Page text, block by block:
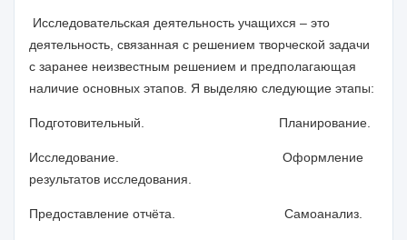
Исследовательская деятельность учащихся – это
деятельность, связанная с решением творческой задачи
с заранее неизвестным решением и предполагающая
наличие основных этапов. Я выделяю следующие этапы:
Подготовительный. Планирование.
Исследование. Оформление
результатов исследования.
Предоставление отчёта. Самоанализ.